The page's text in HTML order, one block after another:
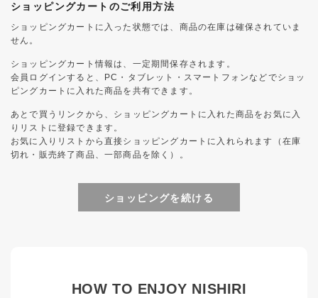
ショッピングカートのご利用方法
ショッピングカートに入った状態では、商品の在庫は確保されていま
せん。
ショッピングカート情報は、一定期間保存されます。
会員ログインすると、PC・タブレット・スマートフォンなどでショッ
ピングカートに入れた商品を共有できます。
あとで買うリンクから、ショッピングカートに入れた商品をお気に入
りリストに登録できます。
お気に入りリストから直接ショッピングカートに入れられます（在庫
切れ・販売終了商品、一部商品を除く）。
ショッピングを続ける
HOW TO ENJOY NISHIRI